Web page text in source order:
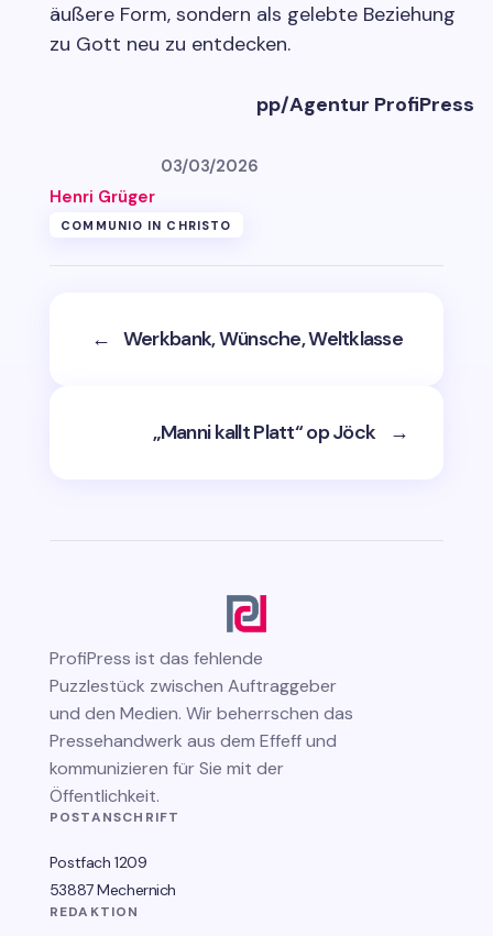
äußere Form, sondern als gelebte Beziehung
zu Gott neu zu entdecken.
pp/Agentur ProfiPress
Henri Grüger
03/03/2026
COMMUNIO IN CHRISTO
← Werkbank, Wünsche, Weltklasse
„Manni kallt Platt“ op Jöck →
ProfiPress ist das fehlende
Puzzlestück zwischen Auftraggeber
und den Medien. Wir beherrschen das
Pressehandwerk aus dem Effeff und
kommunizieren für Sie mit der
Öffentlichkeit.
POSTANSCHRIFT
Postfach 1209
53887 Mechernich
REDAKTION